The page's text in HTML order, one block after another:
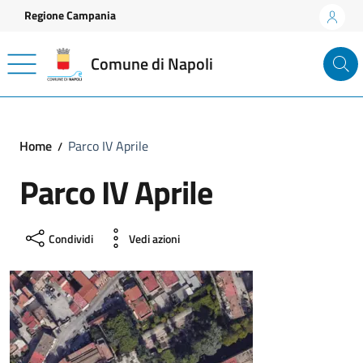
Vai ai contenuti
Vai al footer
Regione Campania
Comune di Napoli
Home Parco IV Aprile
Parco IV Aprile
Condividi Vedi azioni